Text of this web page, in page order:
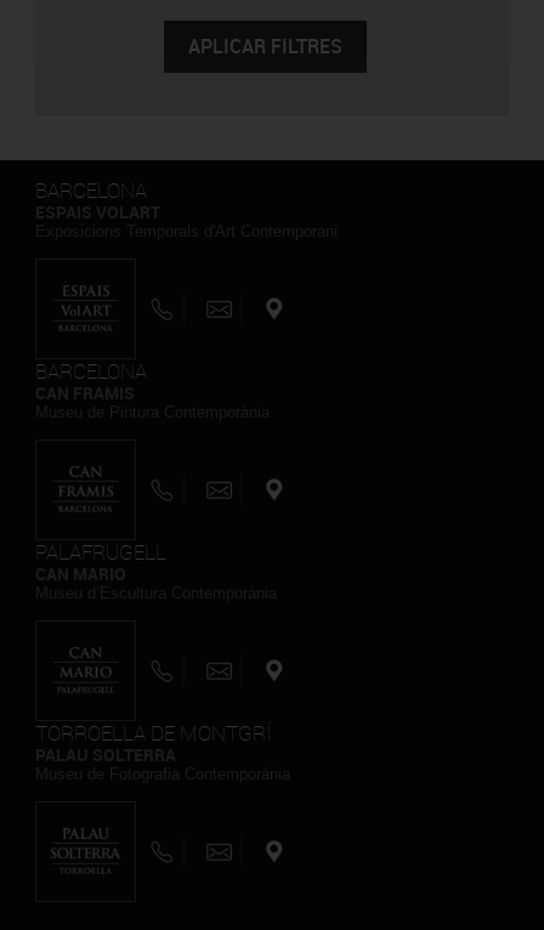
BARCELONA
BARCELONA
PALAFRUGELL
TORROELLA DE MONTGRÍ